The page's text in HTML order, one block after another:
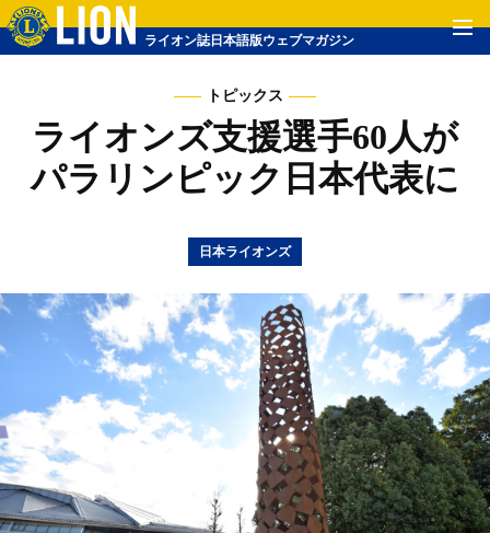
ライオン誌日本語版ウェブマガジン
トピックス
ライオンズ支援選手60人が
パラリンピック日本代表に
日本ライオンズ